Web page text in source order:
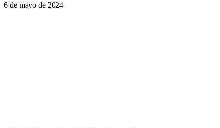
6 de mayo de 2024